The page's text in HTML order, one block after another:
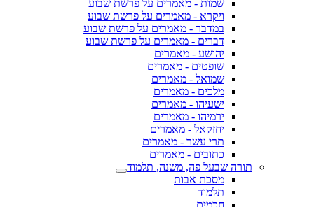
שמות - מאמרים על פרשת שבוע
ויקרא - מאמרים על פרשת שבוע
במדבר - מאמרים על פרשת שבוע
דברים - מאמרים על פרשת שבוע
יהושע - מאמרים
שופטים - מאמרים
שמואל - מאמרים
מלכים - מאמרים
ישעיהו - מאמרים
ירמיהו - מאמרים
יחזקאל - מאמרים
תרי עשר - מאמרים
כתובים - מאמרים
תורה שבעל פה, משנה, תלמוד
מסכת אבות
תלמוד
חכמים